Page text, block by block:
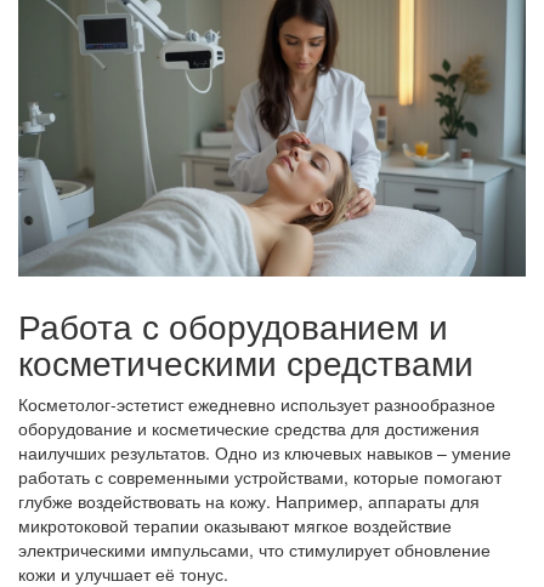
Работа с оборудованием и
косметическими средствами
Косметолог-эстетист ежедневно использует разнообразное
оборудование и косметические средства для достижения
наилучших результатов. Одно из ключевых навыков – умение
работать с современными устройствами, которые помогают
глубже воздействовать на кожу. Например, аппараты для
микротоковой терапии оказывают мягкое воздействие
электрическими импульсами, что стимулирует обновление
кожи и улучшает её тонус.